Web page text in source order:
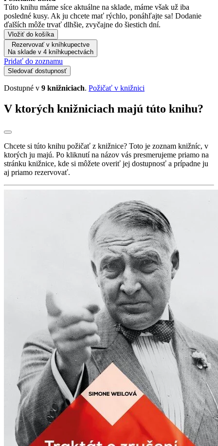
Túto knihu máme síce aktuálne na sklade, máme však už iba
posledné kusy. Ak ju chcete mať rýchlo, ponáhľajte sa! Dodanie
ďalších môže trvať dlhšie, zvyčajne do šiestich dní.
Vložiť do košíka
Rezervovať v kníhkupectve
Na sklade v 4 kníhkupectvách
Pridať do zoznamu
Sledovať dostupnosť
Dostupné v 9 knižniciach. Požičať v knižnici
V ktorých knižniciach majú túto knihu?
Chcete si túto knihu požičať z knižnice? Toto je zoznam knižníc, v
ktorých ju majú. Po kliknutí na názov vás presmerujeme priamo na
stránku knižnice, kde si môžete overiť jej dostupnosť a prípadne ju
aj priamo rezervovať.